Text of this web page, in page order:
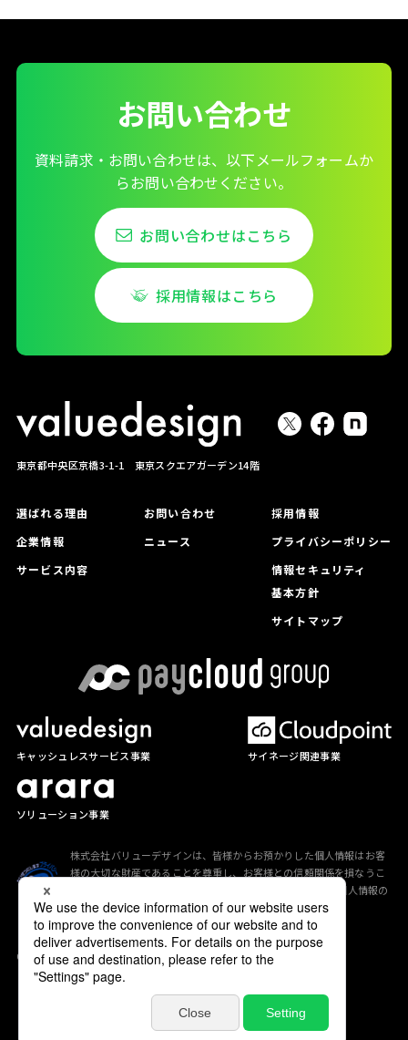
お問い合わせ
資料請求・お問い合わせは、以下メールフォームか
らお問い合わせください。
お問い合わせはこちら
採用情報はこちら
東京都中央区京橋3-1-1 東京スクエアガーデン14階
選ばれる理由
企業情報
サービス内容
お問い合わせ
ニュース
採用情報
プライバシーポリシー
情報セキュリティ
基本方針
サイトマップ
キャッシュレスサービス事業 サイネージ関連事業
ソリューション事業
株式会社バリューデザインは、皆様からお預かりした個人情報はお客
様の大切な財産であることを尊重し、お客様との信頼関係を損なうこ
」に従って適切な個人情報の
保護に努めています。
Copyright (C) valuedesign All Rights Reserved.